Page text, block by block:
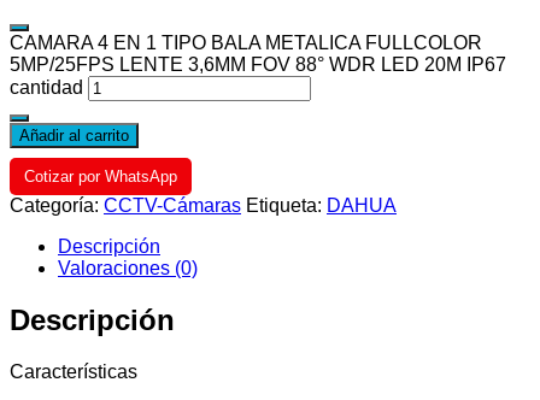
CAMARA 4 EN 1 TIPO BALA METALICA FULLCOLOR
5MP/25FPS LENTE 3,6MM FOV 88° WDR LED 20M IP67
cantidad
Añadir al carrito
Cotizar por WhatsApp
Categoría: CCTV-Cámaras Etiqueta: DAHUA
Descripción
Valoraciones (0)
Descripción
Características